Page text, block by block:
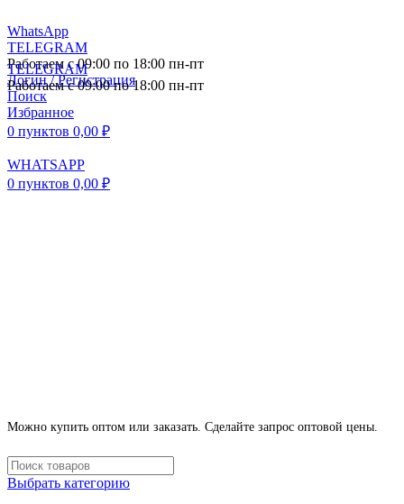
WhatsApp
TELEGRAM
Работаем с 09:00 по 18:00 пн-пт
Логин / Регистрация
Поиск
Избранное
0 пунктов 0,00 ₽
WHATSAPP
0 пунктов 0,00 ₽
TELEGRAM
Работаем с 09:00 по 18:00 пн-пт
Можно купить оптом или заказать. Сделайте запрос оптовой цены.
Выбрать категорию